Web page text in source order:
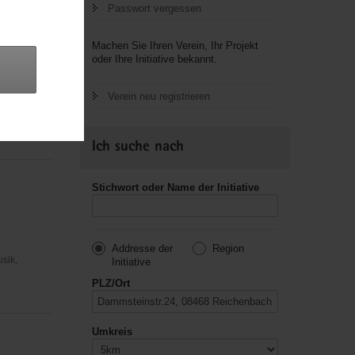
Passwort vergessen
Machen Sie Ihren Verein, Ihr Projekt
oder Ihre Initiative bekannt.
Verein neu registrieren
Ich suche nach
Stichwort oder Name der Initiative
Addresse der
Initiative
Region
PLZ/Ort
Umkreis